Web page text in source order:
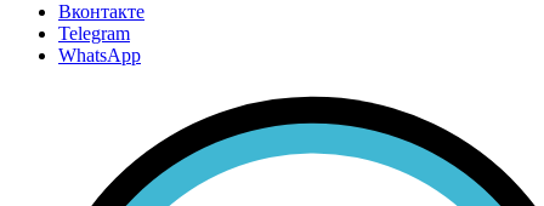
Вконтакте
Telegram
WhatsApp